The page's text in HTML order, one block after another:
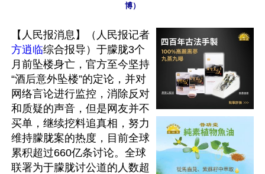
博）
【人民报消息】（人民报记者
方逍临综合报导）于朦胧3个
月前坠楼身亡，官方至今坚持
“酒后意外坠楼”的定论，并对
网络言论进行监控，消除反对
和质疑的声音，但是网友并不
买单，继续挖料追真相，努力
维持朦胧案的热度，目前全球
累积超过660亿条讨论。全球
联署为于朦胧讨公道的人数超